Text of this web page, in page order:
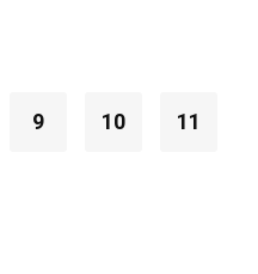
9 10 11